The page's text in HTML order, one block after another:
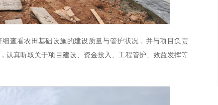
查看农田基础设施的建设质量与管护状况，并与项目负责
认真听取关于项目建设、资金投入、工程管护、效益发挥等